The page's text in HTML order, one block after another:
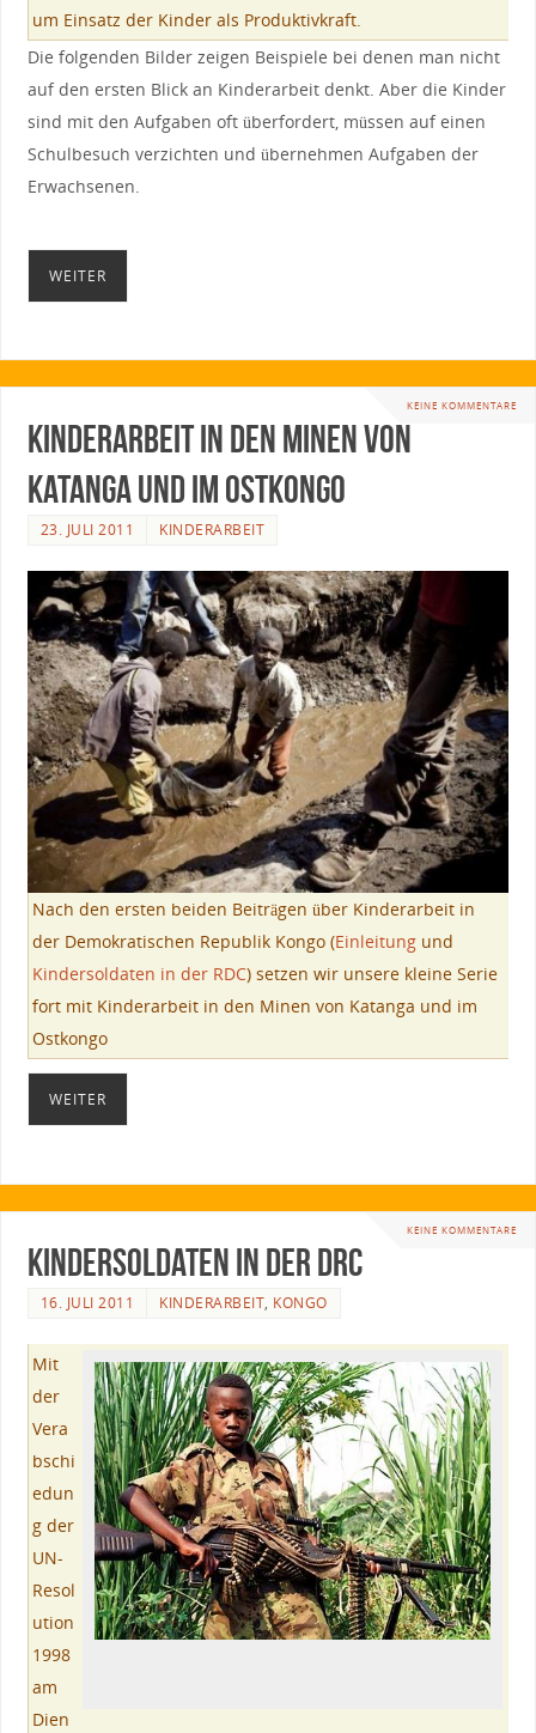
um Einsatz der Kinder als Produktivkraft.
Die folgenden Bilder zeigen Beispiele bei denen man nicht
auf den ersten Blick an Kinderarbeit denkt. Aber die Kinder
sind mit den Aufgaben oft überfordert, müssen auf einen
Schulbesuch verzichten und übernehmen Aufgaben der
Erwachsenen.
WEITER
KEINE KOMMENTARE
Kinderarbeit in den Minen von
Katanga und im Ostkongo
23. JULI 2011 KINDERARBEIT
Nach den ersten beiden Beiträgen über Kinderarbeit in
der Demokratischen Republik Kongo (Einleitungund
Kindersoldaten in der RDC) setzen wir unsere kleine Serie
fort mit Kinderarbeit in den Minen von Katanga und im
Ostkongo
WEITER
KEINE KOMMENTARE
Kindersoldaten in der DRC
16. JULI 2011 KINDERARBEIT, KONGO
Mit
der
Vera
bschi
edun
g der
UN-
Resol
ution
1998
am
Dien